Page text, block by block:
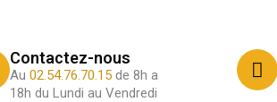
Contactez-nous
Au 02.54.76.70.15 de 8h a
18h du Lundi au Vendredi